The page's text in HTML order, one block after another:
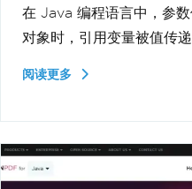
在 Java 编程语言中，参
对象时，引用变量被值传递
阅读更多